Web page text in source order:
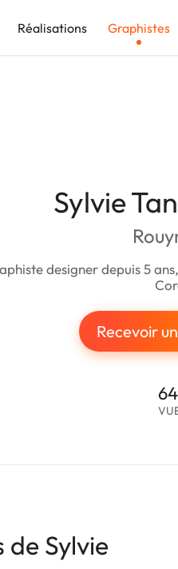
Réalisations Graphistes
Sylvie
designer depuis 5
Recevoir
Sylvie